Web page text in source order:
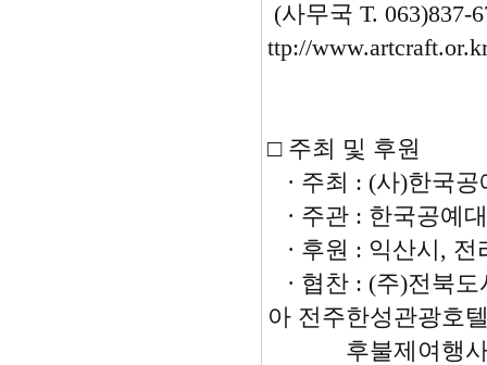
(사무국 T. 063)837-
ttp://
□ 주최 및 후원
· 주최 : (사)한국공
· 주관 : 한국공예
· 후원 : 익산시, 전
· 협찬 : (주)전북
아 전주한성관광호
후불제여행사